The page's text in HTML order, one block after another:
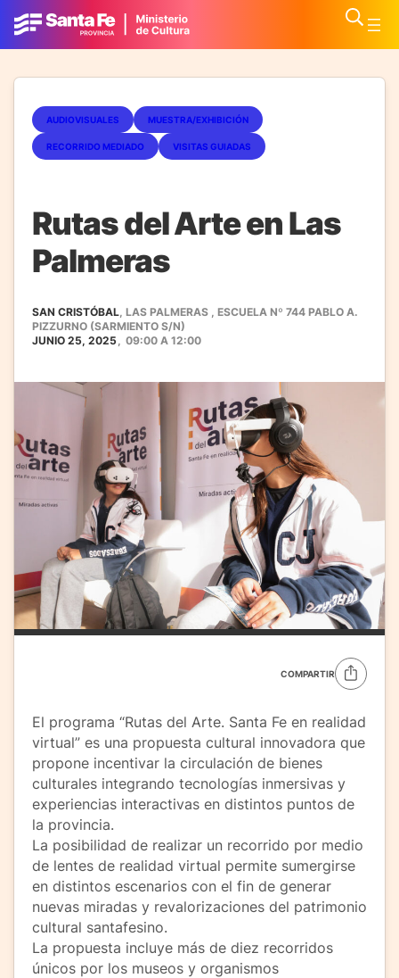
AUDIOVISUALES MUESTRA/EXHIBICIÓN
RECORRIDO MEDIADO VISITAS GUIADAS
Rutas del Arte en Las
Palmeras
SAN CRISTÓBAL , LAS PALMERAS , ESCUELA Nº 744 PABLO A.
PIZZURNO (SARMIENTO S/N)
JUNIO 25, 2025
09:00 A 12:00
COMPARTIR
El programa “Rutas del Arte. Santa Fe en realidad
virtual” es una propuesta cultural innovadora que
propone incentivar la circulación de bienes
culturales integrando tecnologías inmersivas y
experiencias interactivas en distintos puntos de
la provincia.
La posibilidad de realizar un recorrido por medio
de lentes de realidad virtual permite sumergirse
en distintos escenarios con el fin de generar
nuevas miradas y revalorizaciones del patrimonio
cultural santafesino.
La propuesta incluye más de diez recorridos
únicos por los museos y organismos